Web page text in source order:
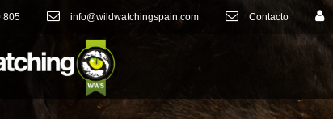
805 info@wildwatchingspain.com Contacto